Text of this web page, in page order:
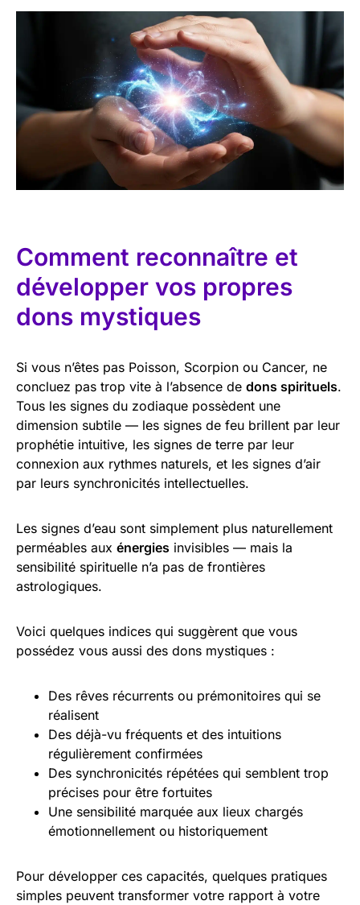
Comment reconnaître et
développer vos propres
dons mystiques
Si vous n’êtes pas Poisson, Scorpion ou Cancer, ne
concluez pas trop vite à l’absence de dons spirituels.
Tous les signes du zodiaque possèdent une
dimension subtile — les signes de feu brillent par leur
prophétie intuitive, les signes de terre par leur
connexion aux rythmes naturels, et les signes d’air
par leurs synchronicités intellectuelles.
Les signes d’eau sont simplement plus naturellement
perméables aux énergies invisibles — mais la
sensibilité spirituelle n’a pas de frontières
astrologiques.
Voici quelques indices qui suggèrent que vous
possédez vous aussi des dons mystiques :
Des rêves récurrents ou prémonitoires qui se
réalisent
Des déjà-vu fréquents et des intuitions
régulièrement confirmées
Des synchronicités répétées qui semblent trop
précises pour être fortuites
Une sensibilité marquée aux lieux chargés
émotionnellement ou historiquement
Pour développer ces capacités, quelques pratiques
simples peuvent transformer votre rapport à votre